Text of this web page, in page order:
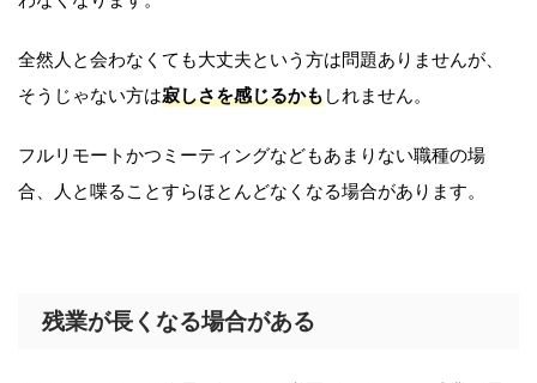
全然人と会わなくても大丈夫という方は問題ありませんが、
そうじゃない方は寂しさを感じるかもしれません。
フルリモートかつミーティングなどもあまりない職種の場
合、人と喋ることすらほとんどなくなる場合があります。
残業が長くなる場合がある